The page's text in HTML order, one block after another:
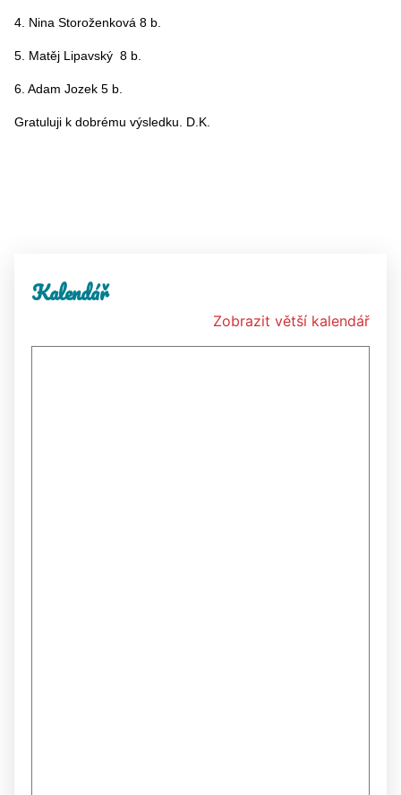
4. Nina Storoženková 8 b.
5. Matěj Lipavský 8 b.
6. Adam Jozek 5 b.
Gratuluji k dobrému výsledku. D.K.
Kalendář
Zobrazit větší kalendář